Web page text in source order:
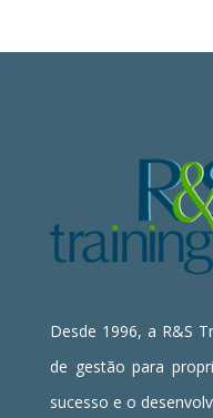
Desde 1996, a R&S
de gestão para
sucesso e o